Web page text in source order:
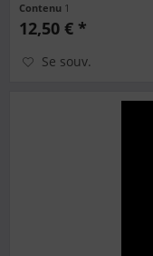
Contenu 1
12,50 € *
Se souv.